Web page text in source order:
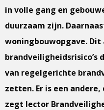
in volle gang en
duurzaam zijn.
woningbouwopgave.
van regelgerichte
zetten. Er is een
zegt lector